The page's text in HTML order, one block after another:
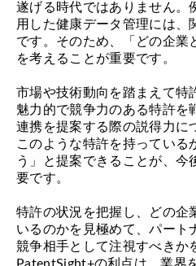
遂げる時代ではありません。
用した健康データ管理には、
です。そのため、「どの企業
を考えることが重要です。
市場や技術動向を踏まえて特
魅力的で競争力のある特許を
連携を提案する際の説得力に
このような特許を持っている
う」と提案できることが、今
要です。
特許の状況を把握し、どの企
いるのかを見極めて、パート
競争相手として注視すべきか